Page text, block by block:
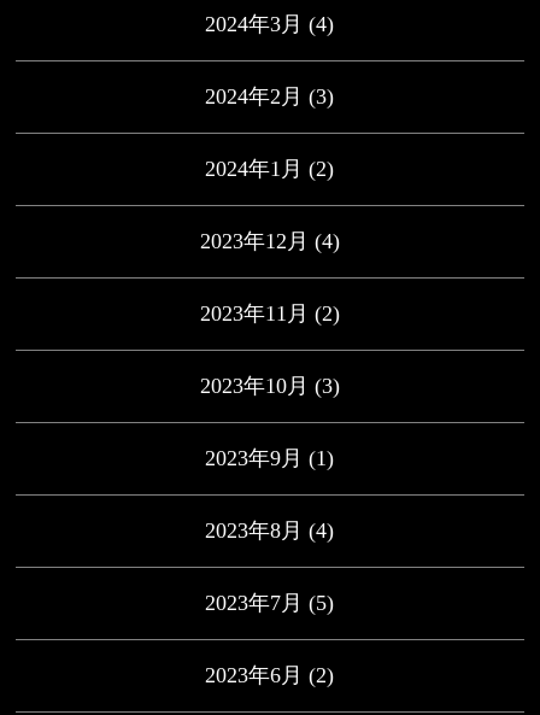
2024年3月 (4)
2024年2月 (3)
2024年1月 (2)
2023年12月 (4)
2023年11月 (2)
2023年10月 (3)
2023年9月 (1)
2023年8月 (4)
2023年7月 (5)
2023年6月 (2)